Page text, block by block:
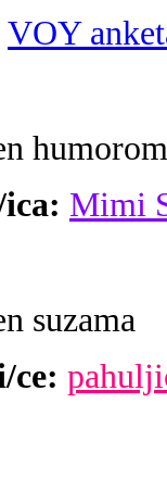
VOY
humorom
Mimi
suzama
ce: